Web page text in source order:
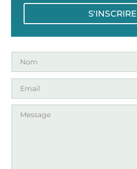
S'INSCRIRE